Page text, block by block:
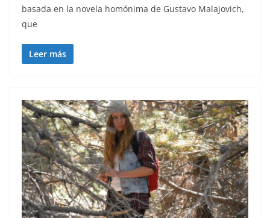
basada en la novela homónima de Gustavo Malajovich,
que
Leer más